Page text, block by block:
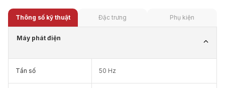
Thông số kỹ thuật Đặc trưng Phụ kiện
Máy phát điện
Tần số 50 Hz